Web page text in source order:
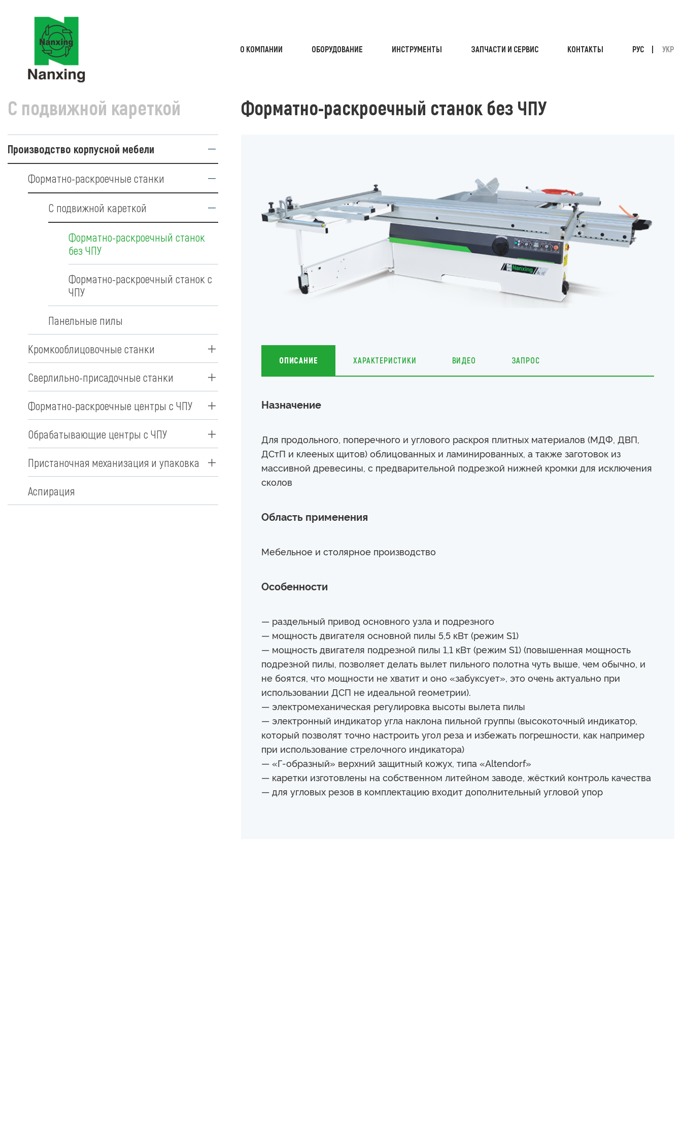
О КОМПАНИИ ОБОРУДОВАНИЕ ИНСТРУМЕНТЫ ЗАПЧАСТИ И СЕРВИС КОНТАКТЫ РУС УКР
ПРОИЗВОДСТВО КОРПУСНОЙ МЕБЕЛИ
С подвижной кареткой Форматно-раскроечный станок без ЧПУ
Производство корпусной мебели
Форматно-раскроечные станки
С подвижной кареткой
Форматно-раскроечный станок
без ЧПУ
Форматно-раскроечный станок с
ЧПУ
Панельные пилы
Кромкооблицовочные станки
Сверлильно-присадочные станки
Форматно-раскроечные центры с ЧПУ
Обрабатывающие центры с ЧПУ
Пристаночная механизация и упаковка
Аспирация
ОПИСАНИЕ ХАРАКТЕРИСТИКИ ВИДЕО ЗАПРОС
Назначение
Для продольного, поперечного и углового раскроя плитных материалов (МДФ, ДВП,
ДСтП и клееных щитов) облицованных и ламинированных, а также заготовок из
массивной древесины, с предварительной подрезкой нижней кромки для исключения
сколов
Область применения
Мебельное и столярное производство
Особенности
— раздельный привод основного узла и подрезного
— мощность двигателя основной пилы 5,5 кВт (режим S1)
— мощность двигателя подрезной пилы 1,1 кВт (режим S1) (повышенная мощность
подрезной пилы, позволяет делать вылет пильного полотна чуть выше, чем обычно, и
не боятся, что мощности не хватит и оно «забуксует», это очень актуально при
использовании ДСП не идеальной геометрии).
— электромеханическая регулировка высоты вылета пилы
— электронный индикатор угла наклона пильной группы (высокоточный индикатор,
который позволят точно настроить угол реза и избежать погрешности, как например
при использование стрелочного индикатора)
— «Г-образный» верхний защитный кожух, типа «Altendorf»
— каретки изготовлены на собственном литейном заводе, жёсткий контроль качества
— для угловых резов в комплектацию входит дополнительный угловой упор